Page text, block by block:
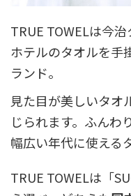
TRUE TOWELは今
ホテルのタオルを手
ランド。
見た目が美しいタオ
じられます。ふんわ
幅広い年代に使える
TRUE TOWELは「